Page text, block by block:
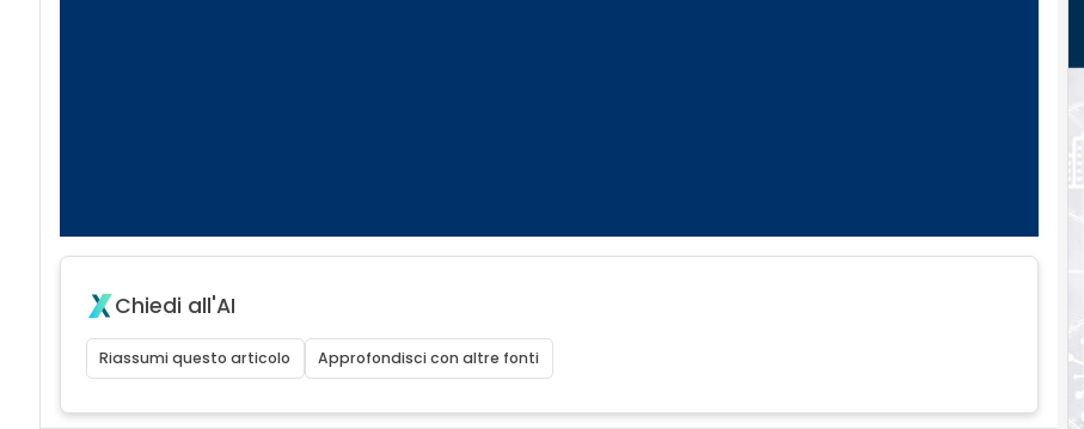
Chiedi all'AI
Riassumi questo articolo Approfondisci con altre fonti